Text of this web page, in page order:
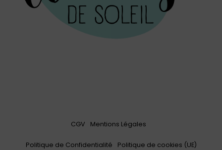
CGV Mentions Légales
Politique de Confidentialité Politique de cookies (UE)